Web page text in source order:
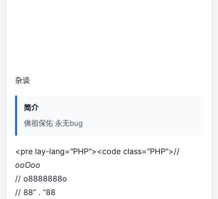
杂谈
简介
佛祖保佑 永无bug
<pre lay-lang="PHP"><code class="PHP">//
ooOoo
// o8888888o
// 88” . “88